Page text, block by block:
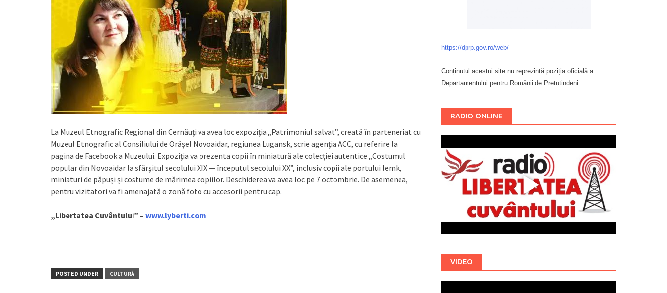
La Muzeul Etnografic Regional din Cernăuți va avea loc expoziția „Patrimoniul salvat”, creată în parteneriat cu
Muzeul Etnografic al Consiliului de Orășel Novoaidar, regiunea Lugansk, scrie agenția ACC, cu referire la
pagina de Facebook a Muzeului. Expoziția va prezenta copii în miniatură ale colecției autentice „Costumul
popular din Novoaidar la sfârșitul secolului XIX — începutul secolului XX”, inclusiv copii ale portului lemk,
miniaturi de păpuși și costume de mărimea copiilor. Deschiderea va avea loc pe 7 octombrie. De asemenea,
pentru vizitatori va fi amenajată o zonă foto cu accesorii pentru cap.
„Libertatea Cuvântului” – www.lyberti.com
POSTED UNDER CULTURĂ
https://dprp.gov.ro/web/
Conținutul acestui site nu reprezintă poziția oficială a
Departamentului pentru Românii de Pretutindeni.
RADIO ONLINE
VIDEO